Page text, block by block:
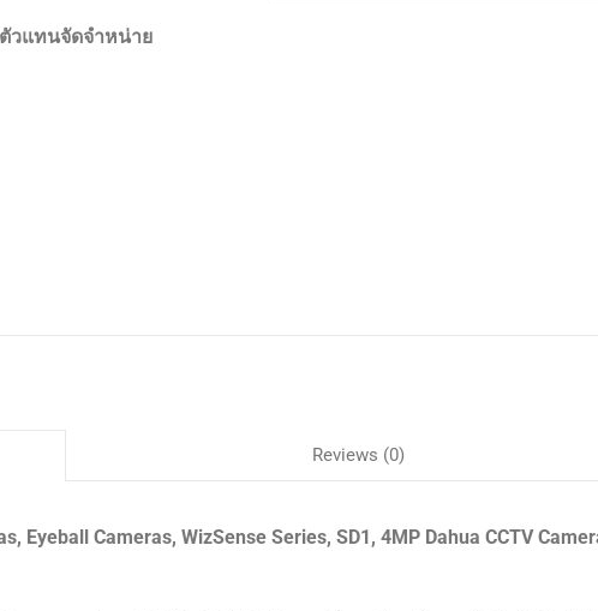
วแทนจัดจำหน่าย
Reviews (0)
Eyeball Cameras, WizSense Series, SD1, 4MP Dahua CCTV